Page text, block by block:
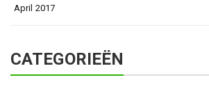
April 2017
CATEGORIEËN